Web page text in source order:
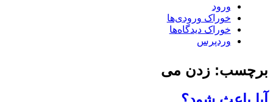
ورود
خوراک ورودی‌ها
خوراک دیدگاه‌ها
وردپرس
برچسب: زدن می